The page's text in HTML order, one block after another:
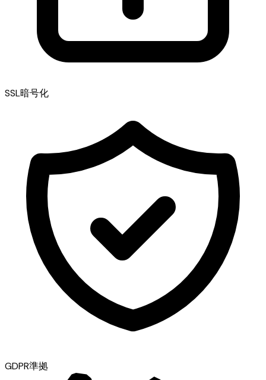
SSL暗号化
GDPR準拠